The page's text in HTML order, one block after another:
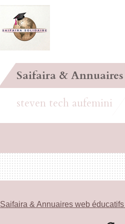
Saifaira &
steven tech aufemini
Saifaira & Annuaires web